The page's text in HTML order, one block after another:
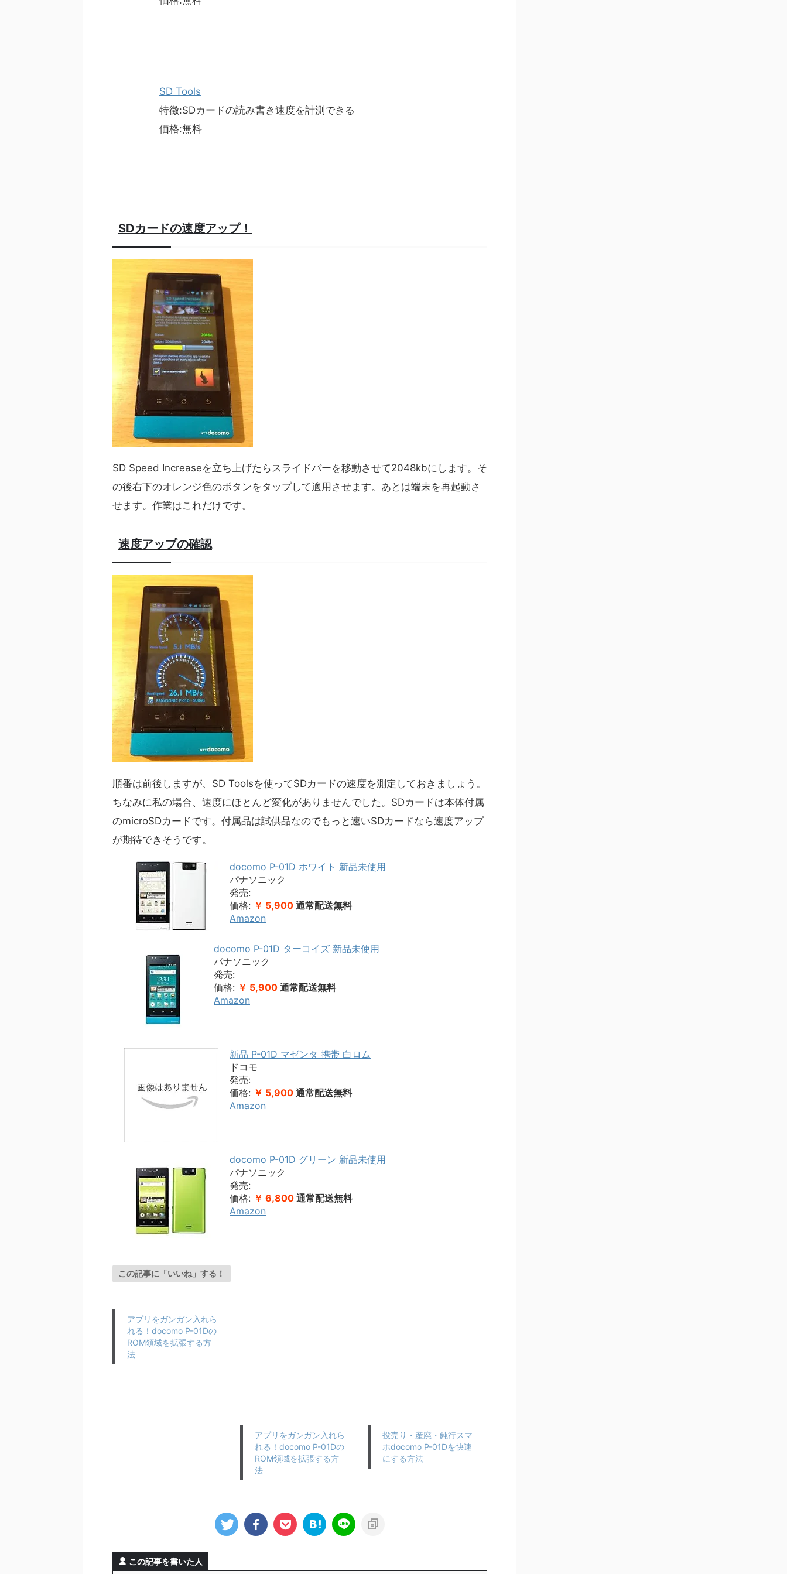
SD Tools
特徴:SDカードの読み書き速度を計測できる
価格:無料
SDカードの速度アップ！
SD Speed Increaseを立ち上げたらスライドバーを移動させて2048kbにします。そ
の後右下のオレンジ色のボタンをタップして適用させます。あとは端末を再起動さ
せます。作業はこれだけです。
速度アップの確認
順番は前後しますが、SD Toolsを使ってSDカードの速度を測定しておきましょう。
ちなみに私の場合、速度にほとんど変化がありませんでした。SDカードは本体付属
のmicroSDカードです。付属品は試供品なのでもっと速いSDカードなら速度アップ
が期待できそうです。
docomo P-01D ホワイト 新品未使用
パナソニック
発売:
価格: ￥ 5,900 通常配送無料
Amazon
docomo P-01D ターコイズ 新品未使用
パナソニック
発売:
価格: ￥ 5,900 通常配送無料
Amazon
新品 P-01D マゼンタ 携帯 白ロム
ドコモ
発売:
価格: ￥ 5,900 通常配送無料
Amazon
docomo P-01D グリーン 新品未使用
パナソニック
発売:
価格: ￥ 6,800 通常配送無料
Amazon
この記事に「いいね」する！
アプリをガンガン入れら
れる！docomo P-01Dの
ROM領域を拡張する方
法
アプリをガンガン入れら
れる！docomo P-01Dの
ROM領域を拡張する方
法
投売り・産廃・鈍行スマ
ホdocomo P-01Dを快速
にする方法
この記事を書いた人